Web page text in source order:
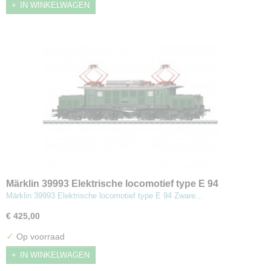
IN WINKELWAGEN
Märklin 39993 Elektrische locomotief type E 94
Märklin 39993 Elektrische locomotief type E 94 Zware…
€ 425,00
✓ Op voorraad
IN WINKELWAGEN